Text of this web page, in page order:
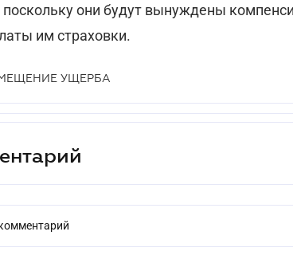
они будут вынуждены
им страховки.
УЩЕРБА